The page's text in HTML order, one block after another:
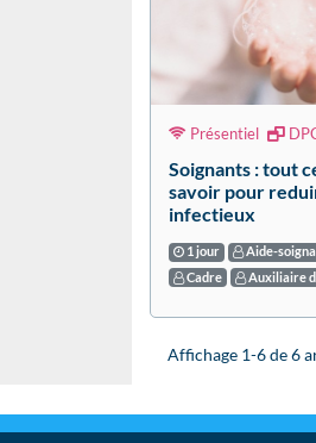
Présentiel
Soignants : tout
savoir pour
infectieux
1 jour Aide-
Cadre
Auxiliaire
Affichage 1-6 de 6